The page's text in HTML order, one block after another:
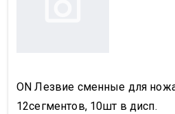
ON Лезвие сменные для
12сегментов, 10шт в дисп.